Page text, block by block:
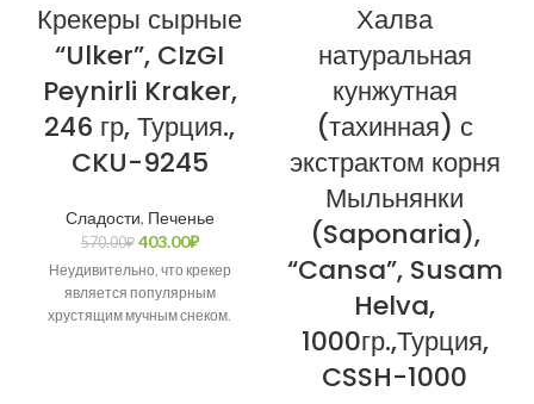
Крекеры сырные
“Ulker”, CIzGI
Peynirli Kraker,
246 гр, Турция.,
CKU-9245
Сладости, Печенье
570.00₽ 403.00₽
Неудивительно, что крекер
является популярным
хрустящим мучным снеком.
Халва
натуральная
кунжутная
(тахинная) с
экстрактом корня
Мыльнянки
(Saponaria),
“Cansa”, Susam
Helva,
1000гр.,Турция,
CSSH-1000